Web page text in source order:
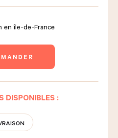
en île-de-France
DISPONIBLES :